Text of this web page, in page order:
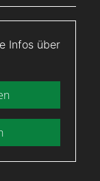
Infos über